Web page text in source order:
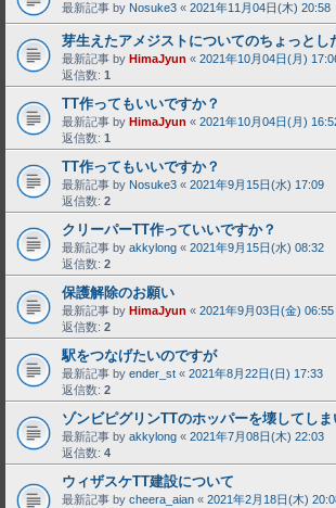
最新記事 by Nosuke3 « 2021年11月04日(木) 20:58
芽生えたアメジストについてのちょっとし
最新記事 by HimaJyun « 2021年10月04日(月)
返信数: 1
TT作ってもいいですか？
最新記事 by HimaJyun « 2021年10月04日(月)
返信数: 1
TT作ってもいいですか？
最新記事 by Nosuke3 « 2021年9月15日(水) 17:09
返信数: 2
クリーパーTT作っていいですか？
最新記事 by akkylong « 2021年9月15日(水) 08:32
返信数: 2
保護解除のお願い
最新記事 by HimaJyun « 2021年9月03日(金) 06:55
返信数: 2
駅をつなげたいのですが
最新記事 by ender_st « 2021年8月22日(日) 17:33
返信数: 2
ゾンビピグリンTTのホッパーを壊してしま
最新記事 by akkylong « 2021年7月08日(木) 22:03
返信数: 4
ウィザスケTT建設について
最新記事 by cheera_aian « 2021年2月18日(木)